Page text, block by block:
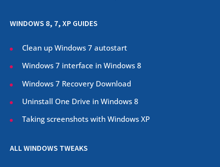
WINDOWS 8, 7, XP GUIDES
Clean up Windows 7 autostart
Windows 7 interface in Windows 8
Windows 7 Recovery Download
Uninstall One Drive in Windows 8
Taking screenshots with Windows XP
ALL WINDOWS TWEAKS